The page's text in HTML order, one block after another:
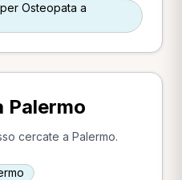
Osteopata a
Palermo
cercate a Palermo.